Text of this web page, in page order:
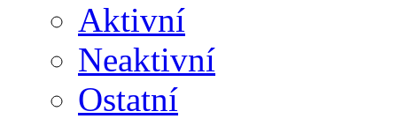
Aktivní
Neaktivní
Ostatní